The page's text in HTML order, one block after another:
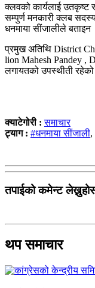
क्लवको कार्यलाई
सम्पुर्ण मनकारी क्लब
धनमाया सींजालीले बताइन
प्रमुख अतिथि District
lion Mahesh Pandey ,
लगायतको उपस्थीती रहेको
क्याटेगोरी :समाचार
ट्याग : #धनमाया सींजाली,
तपाईको कमेन्ट
थप समाचार